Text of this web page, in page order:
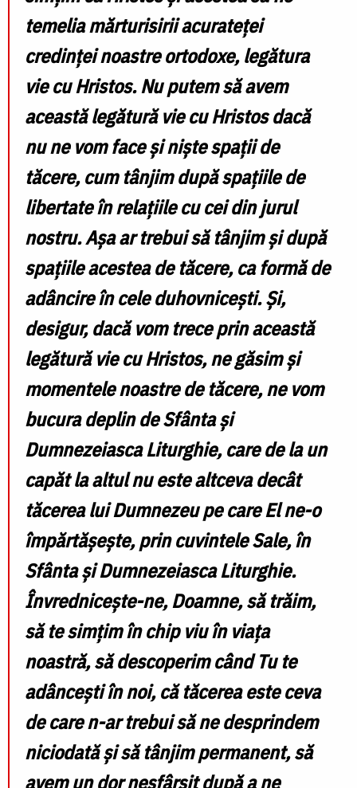
temelia mărturisirii acurateței
credinței noastre ortodoxe, legătura
vie cu Hristos. Nu putem să avem
această legătură vie cu Hristos dacă
nu ne vom face și niște spații de
tăcere, cum tânjim după spațiile de
libertate în relațiile cu cei din jurul
nostru.Așa ar trebui să tânjim și după
spațiile acestea de tăcere, ca formă de
adâncire în cele duhovnicești. Și,
desigur, dacă vom trece prin această
legătură vie cu Hristos, ne găsim și
momentele noastre de tăcere, ne vom
bucura deplin de Sfânta și
Dumnezeiasca Liturghie, care de la un
capăt la altul nu este altceva decât
tăcerea lui Dumnezeu pe care El ne-o
împărtășește, prin cuvintele Sale, în
Sfânta și Dumnezeiasca Liturghie.
Învrednicește-ne, Doamne, să trăim,
să te simțim în chip viu în viața
noastră, să descoperim când Tu te
adâncești în noi, că tăcerea este ceva
de care n-ar trebui să ne desprindem
niciodată și să tânjim permanent, să
avem un dor nesfârșit după a ne